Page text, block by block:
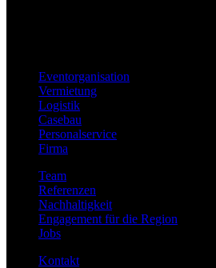
Eventorganisation
Vermietung
Logistik
Casebau
Personalservice
Firma
Team
Referenzen
Nachhaltigkeit
Engagement für die Region
Jobs
Kontakt